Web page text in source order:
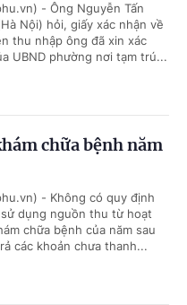
- Ông Nguyễn Tấn
Nội) hỏi, giấy xác nhận về
thu nhập ông đã xin xác
UBND phường nơi tạm trú...
chữa bệnh năm
- Không có quy định
dụng nguồn thu từ hoạt
chữa bệnh của năm sau
các khoản chưa thanh...